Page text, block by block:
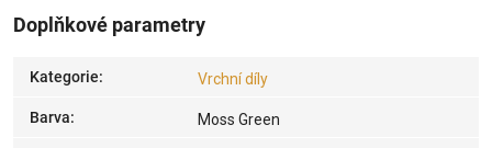
Doplňkové parametry
Kategorie: Vrchní díly
Barva: Moss Green